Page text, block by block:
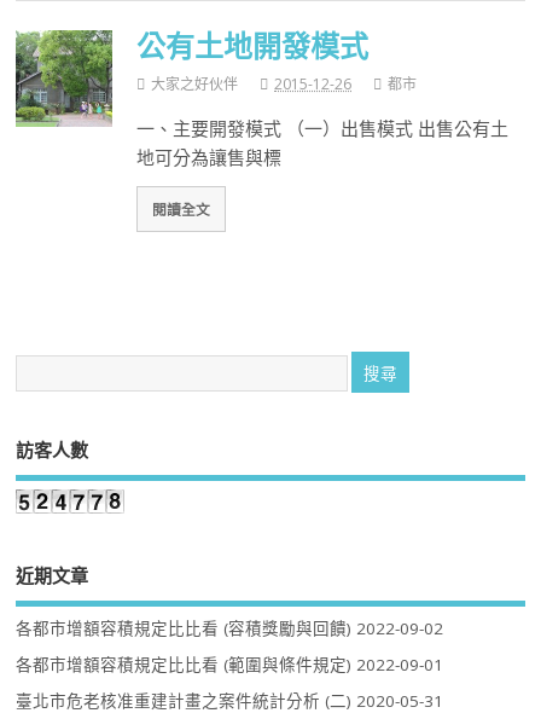
公有土地開發模式
大家之好伙伴 2015-12-26 都市
一、主要開發模式 （一）出售模式 出售公有土
地可分為讓售與標
閱讀全文
訪客人數
近期文章
各都市增額容積規定比比看 (容積獎勵與回饋) 2022-09-02
各都市增額容積規定比比看 (範圍與條件規定) 2022-09-01
臺北市危老核准重建計畫之案件統計分析 (二) 2020-05-31